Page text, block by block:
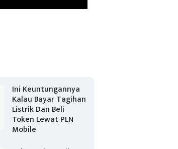
Ini Keuntungannya
Kalau Bayar Tagihan
Listrik Dan Beli
Token Lewat PLN
Mobile